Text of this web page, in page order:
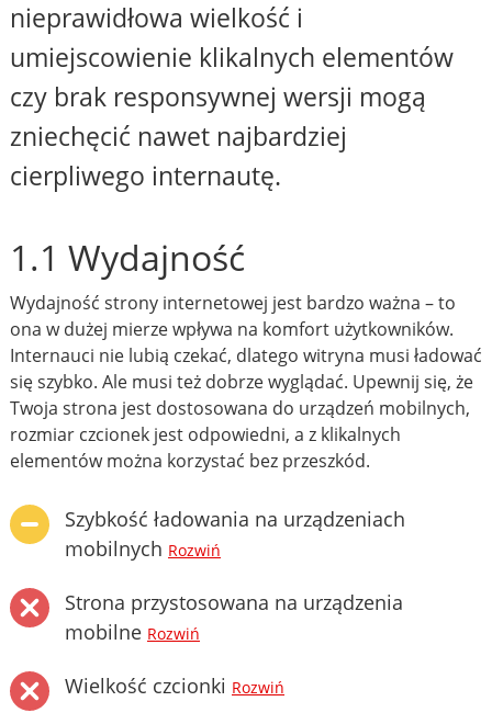
nieprawidłowa wielkość i
umiejscowienie klikalnych elementów
czy brak responsywnej wersji mogą
zniechęcić nawet najbardziej
cierpliwego internautę.
1.1 Wydajność
Wydajność strony internetowej jest bardzo ważna – to
ona w dużej mierze wpływa na komfort użytkowników.
Internauci nie lubią czekać, dlatego witryna musi ładować
się szybko. Ale musi też dobrze wyglądać. Upewnij się, że
Twoja strona jest dostosowana do urządzeń mobilnych,
rozmiar czcionek jest odpowiedni, a z klikalnych
elementów można korzystać bez przeszkód.
Szybkość ładowania na urządzeniach
mobilnych Rozwiń
Strona przystosowana na urządzenia
mobilne Rozwiń
Wielkość czcionki Rozwiń